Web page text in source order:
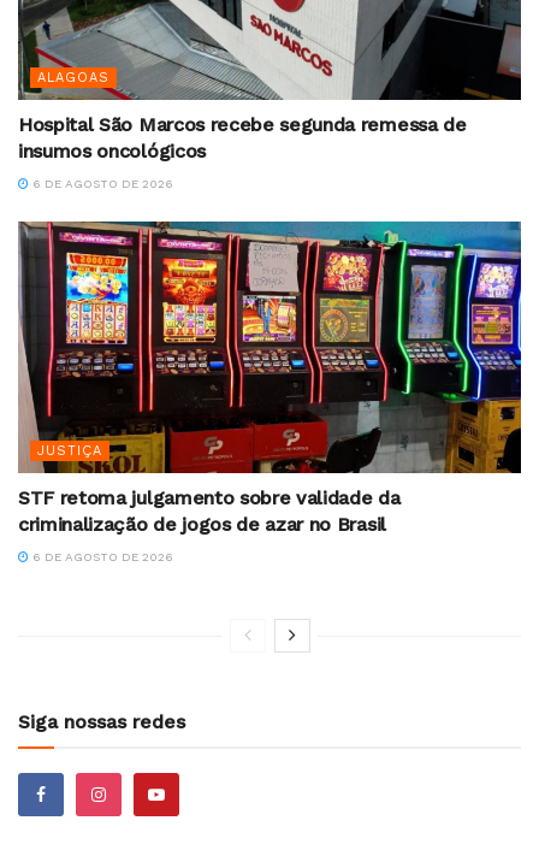
ALAGOAS
Hospital São Marcos recebe segunda remessa de
insumos oncológicos
6 DE AGOSTO DE 2026
JUSTIÇA
STF retoma julgamento sobre validade da
criminalização de jogos de azar no Brasil
6 DE AGOSTO DE 2026
Siga nossas redes